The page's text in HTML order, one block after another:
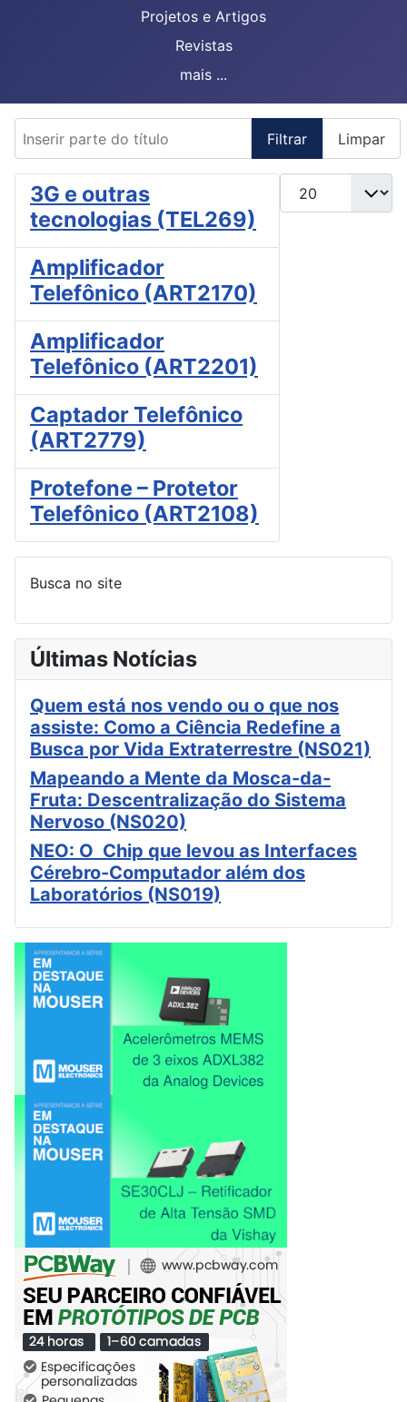
Projetos e Artigos
Revistas
mais ...
Inserir parte do título
Filtrar Limpar
Mostrar #
3G e outras
tecnologias (TEL269)
Amplificador
Telefônico (ART2170)
Amplificador
Telefônico (ART2201)
Captador Telefônico
(ART2779)
Protefone – Protetor
Telefônico (ART2108)
Busca no site
Últimas Notícias
Quem está nos vendo ou o que nos
assiste: Como a Ciência Redefine a
Busca por Vida Extraterrestre (NS021)
Mapeando a Mente da Mosca-da-
Fruta: Descentralização do Sistema
Nervoso (NS020)
NEO: O Chip que levou as Interfaces
Cérebro-Computador além dos
Laboratórios (NS019)